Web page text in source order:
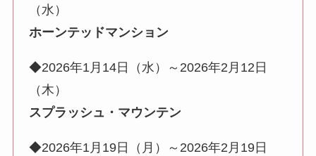
（水）
ホーンテッドマンション
◆2026年1月14日（水）～2026年2月12日
（木）
スプラッシュ・マウンテン
◆2026年1月19日（月）～2026年2月19日